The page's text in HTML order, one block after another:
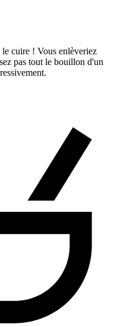
cuire ! Vous enlèveriez
pas tout le bouillon d'un